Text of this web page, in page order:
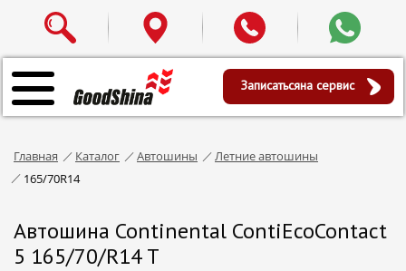
Записатьсяна сервис
Главная Каталог Автошины
Летние автошины
165/70R14
Автошина Continental ContiEcoContact
5 165/70/R14 T